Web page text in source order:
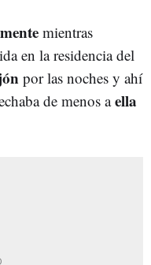
mientras
en la residencia del
por las noches y ahí
de menos aella